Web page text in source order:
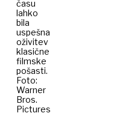
času
lahko
bila
uspešna
oživitev
klasične
filmske
pošasti.
Foto:
Warner
Bros.
Pictures